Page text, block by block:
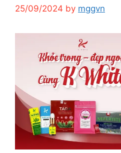
25/09/2024 by mggvn